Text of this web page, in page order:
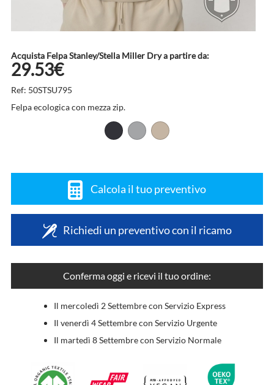
Acquista Felpa Stanley/Stella Miller Dry a partire da:
29.53€
Ref: 50STSU795
Felpa ecologica con mezza zip.
Calcola il tuo preventivo
Richiedi un preventivo con il ricamo
Conferma oggi e ricevi il tuo ordine:
Il mercoledì 2 Settembre con Servizio Express
Il venerdì 4 Settembre con Servizio Urgente
Il martedì 8 Settembre con Servizio Normale